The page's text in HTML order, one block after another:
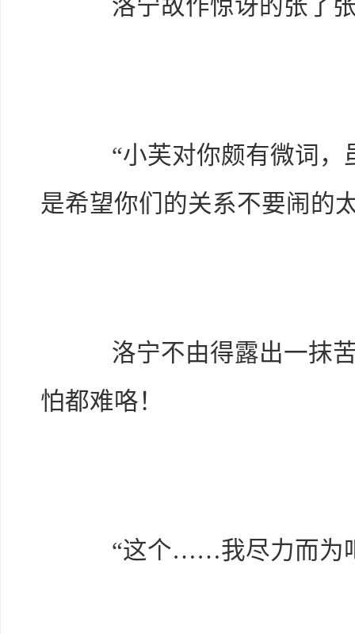
洛宁故作惊讶的张了张
“小芙对你颇有微词，
是希望你们的关系不要闹的
洛宁不由得露出一抹苦
怕都难咯！
“这个……我尽力而为